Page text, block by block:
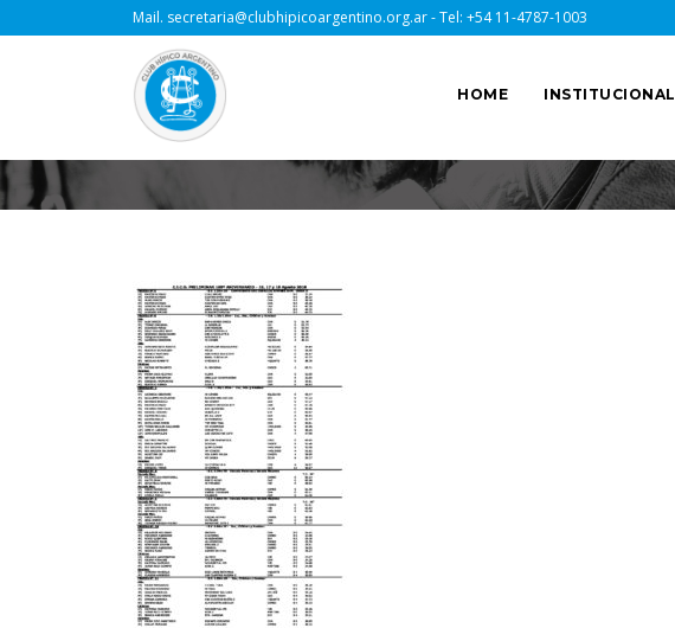
Mail. secretaria@clubhipicoargentino.org.ar- Tel: +54 11-4787-1003
HOME INSTITUCIONAL